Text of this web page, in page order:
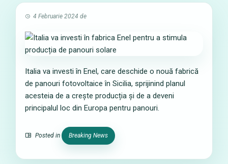
4 Februarie 2024 de
Italia va investi în Enel, care deschide o nouă fabrică
de panouri fotovoltaice în Sicilia, sprijinind planul
acesteia de a crește producția și de a deveni
principalul loc din Europa pentru panouri.
Posted in Breaking News